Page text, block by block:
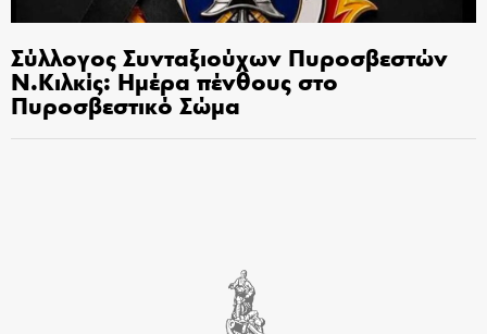
Σύλλογος Συνταξιούχων Πυροσβεστών
Ν.Κιλκίς: Ημέρα πένθους στο
Πυροσβεστικό Σώμα